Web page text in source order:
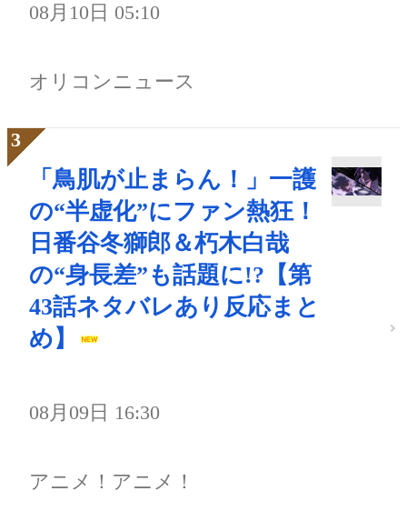
08月10日 05:10
オリコンニュース
「鳥肌が止まらん！」一護
の“半虚化”にファン熱狂！
日番谷冬獅郎＆朽木白哉
の“身長差”も話題に!?【第
43話ネタバレあり反応まと
め】
08月09日 16:30
アニメ！アニメ！